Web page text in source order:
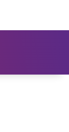
Sentosa 2 Terbakar,
Melompat ke